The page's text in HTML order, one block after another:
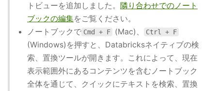
トビューを追加しました。 隣り合わせでのノート
ブックの編集をご覧ください。
ノートブックで Cmd + F (Mac)、 Ctrl + F
(Windows)を押すと、Databricksネイティブの検
索、置換ツールが開きます。これによって、現在
表示範囲外にあるコンテンツを含むノートブック
全体を通じて、クイックにテキストを検索、置換